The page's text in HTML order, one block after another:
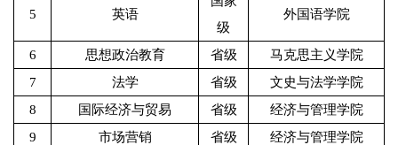
5 英语
级
外国语学院
6 思想政治教育 省级
马克思主义学院
7
法学 省级
文史与法学学院
8
国际经济与贸易 省级
经济与管理学院
9
市场营销 省级
经济与管理学院